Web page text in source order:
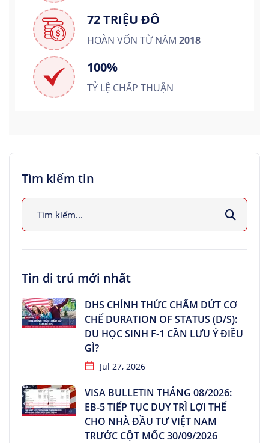
72 TRIỆU ĐÔ
HOÀN VỐN TỪ NĂM 2018
100%
TỶ LỆ CHẤP THUẬN
Tìm kiếm tin
Tin di trú mới nhất
DHS CHÍNH THỨC CHẤM DỨT CƠ
CHẾ DURATION OF STATUS (D/S):
DU HỌC SINH F-1 CẦN LƯU Ý ĐIỀU
GÌ?
Jul 27, 2026
VISA BULLETIN THÁNG 08/2026:
EB-5 TIẾP TỤC DUY TRÌ LỢI THẾ
CHO NHÀ ĐẦU TƯ VIỆT NAM
TRƯỚC CỘT MỐC 30/09/2026